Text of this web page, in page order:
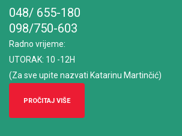
048/ 655-180
098/750-603
Radno vrijeme:
UTORAK: 10 -12H
(Za sve upite nazvati Katarinu Martinčić)
PROČITAJ VIŠE